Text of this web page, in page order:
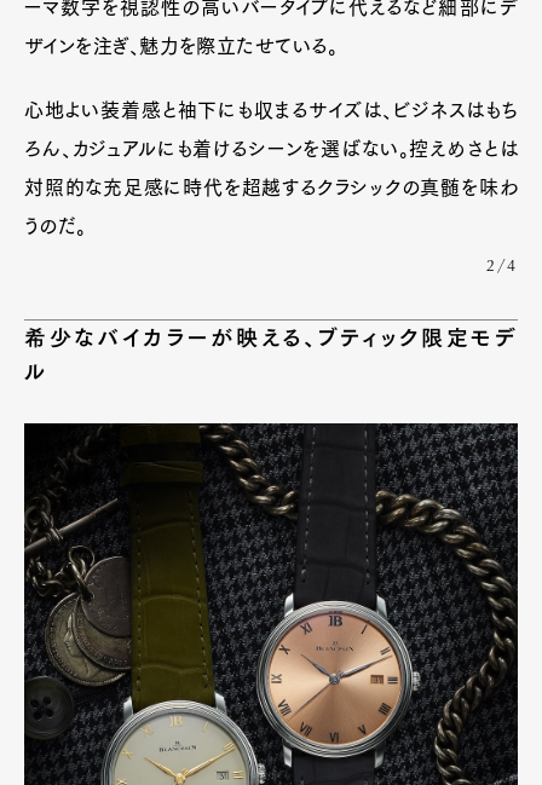
ーマ数字を視認性の高いバータイプに代えるなど細部にデ
ザインを注ぎ、魅力を際立たせている。
心地よい装着感と袖下にも収まるサイズは、ビジネスはもち
ろん、カジュアルにも着けるシーンを選ばない。控えめさとは
対照的な充足感に時代を超越するクラシックの真髄を味わ
うのだ。
2/4
希少なバイカラーが映える、ブティック限定モデ
ル